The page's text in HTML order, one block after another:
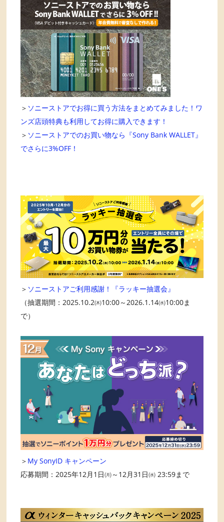
＞ ソニーストアでお得に買う方法をまとめてみました！ワ
ンズ店頭特典も利用してお得に購入できます！
＞ ソニーストアでのお買い物なら『Sony Bank WALLET』
でさらに3%OFF！
＞ ソニーストアご利用感謝！『ラッキー抽選会』
（抽選期間：2025.10.2㈭10:00～2026.1.14㈬10:00ま
で）
＞ My SonyID キャンペーン
応募期間：2025年12月1日㈪～12月31日㈬ 23:59まで